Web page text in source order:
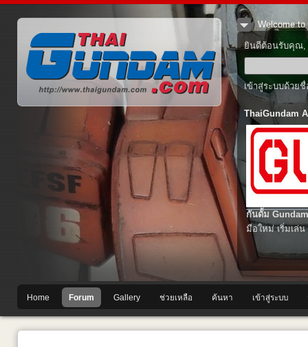
Welcome to
ยินดีต้อนรับคุณ,
เข้าสู่ระบบด้วย
ThaiGundam
กันดั้ม
มือใหม่ เริ่มเล่น
Home Forum Gallery ช่วยเหลือ ค้นหา เข้าสู่ระบบ